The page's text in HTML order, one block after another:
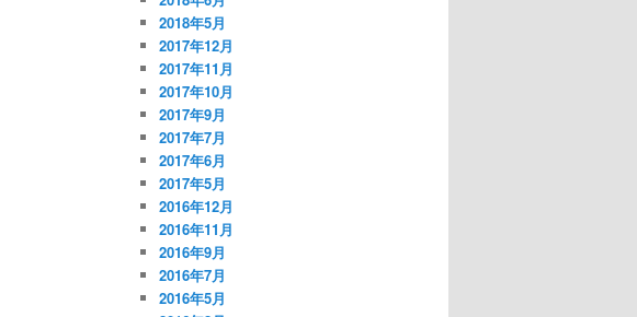
2018年5月
2017年12月
2017年11月
2017年10月
2017年9月
2017年7月
2017年6月
2017年5月
2016年12月
2016年11月
2016年9月
2016年7月
2016年5月